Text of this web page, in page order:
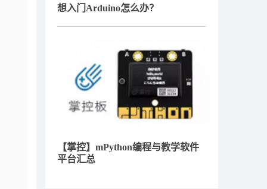
想入门Arduino怎么办？
【掌控】mPython编程与教学软件
平台汇总